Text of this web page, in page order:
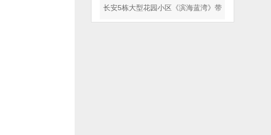
长安5栋大型花园小区《滨海蓝湾》带